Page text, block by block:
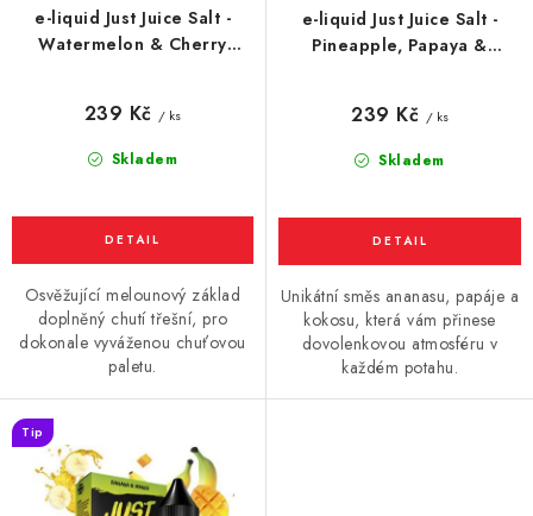
e-liquid Just Juice Salt -
Watermelon & Cherry
Skladem
239 Kč / ks
Osvěžující melounový základ
doplněný chutí třešní, pro
dokonale vyváženou chuťovou
paletu.
e-liquid Just Juice Salt -
Pineapple, Papaya &
Skladem
239 Kč / ks
Unikátní směs ananasu, papáje a
kokosu, která vám přinese
dovolenkovou atmosféru v
každém potahu.
Tip